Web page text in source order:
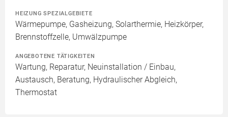
HEIZUNG SPEZIALGEBIETE
Wärmepumpe, Gasheizung, Solarthermie, Heizkörper,
Brennstoffzelle, Umwälzpumpe
ANGEBOTENE TÄTIGKEITEN
Wartung, Reparatur, Neuinstallation / Einbau,
Austausch, Beratung, Hydraulischer Abgleich,
Thermostat